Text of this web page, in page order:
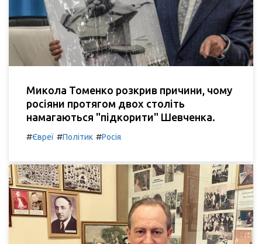
Микола Томенко розкрив причини, чому
росіяни протягом двох століть
намагаються "підкорити" Шевченка.
#Євреї #Політик #Росія